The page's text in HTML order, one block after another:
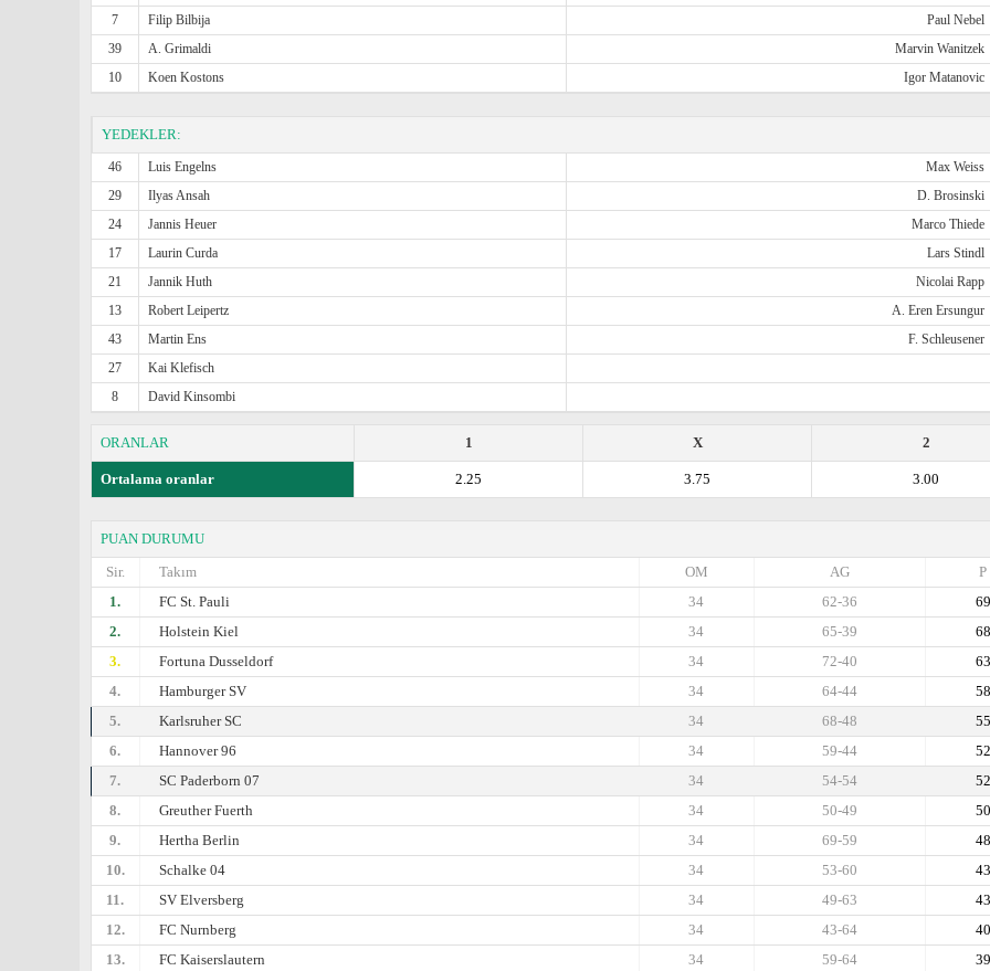
7
Filip Bilbija Paul Nebel
39
A. Grimaldi Marvin Wanitzek
10
Koen Kostons Igor Matanovic
YEDEKLER:
46 Luis Engelns Max Weiss
29
Ilyas Ansah D. Brosinski
24
Jannis Heuer Marco Thiede
17
Laurin Curda Lars Stindl
21
Jannik Huth Nicolai Rapp
13
Robert Leipertz A. Eren Ersungur
43
Martin Ens F. Schleusener
27
Kai Klefisch
8
David Kinsombi
ORANLAR 2
X
1
Ortalama oranlar 3.00
3.75
2.25
PUAN DURUMU
Sir.
Takım P
AG
OM
1.
FC St. Pauli 69
62-36
34
2.
Holstein Kiel 68
65-39
34
3.
Fortuna Dusseldorf 63
72-40
34
4.
Hamburger SV 58
64-44
34
5.
Karlsruher SC 55
68-48
34
6.
Hannover 96 52
59-44
34
7.
SC Paderborn 07 52
54-54
34
8.
Greuther Fuerth 50
50-49
34
9.
Hertha Berlin 48
69-59
34
10.
Schalke 04 43
53-60
34
11.
SV Elversberg 43
49-63
34
12.
FC Nurnberg 40
43-64
34
13.
FC Kaiserslautern 39
59-64
34